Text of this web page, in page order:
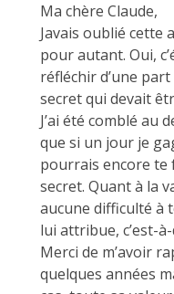
Ma chère Claude,
Javais oublié cette
pour autant. Oui,
réfléchir d’une
secret qui devait
J’ai été comblé au
que si un jour je
pourrais encore te
secret. Quant à la
aucune difficulté à
lui attribue, c’est-
Merci de m’avoir
quelques années